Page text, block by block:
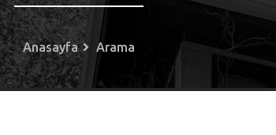
Anasayfa Arama